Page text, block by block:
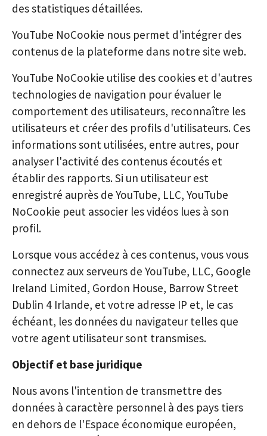
des statistiques détaillées.
YouTube NoCookie nous permet d'intégrer des
contenus de la plateforme dans notre site web.
YouTube NoCookie utilise des cookies et d'autres
technologies de navigation pour évaluer le
comportement des utilisateurs, reconnaître les
utilisateurs et créer des profils d'utilisateurs. Ces
informations sont utilisées, entre autres, pour
analyser l'activité des contenus écoutés et
établir des rapports. Si un utilisateur est
enregistré auprès de YouTube, LLC, YouTube
NoCookie peut associer les vidéos lues à son
profil.
Lorsque vous accédez à ces contenus, vous vous
connectez aux serveurs de YouTube, LLC, Google
Ireland Limited, Gordon House, Barrow Street
Dublin 4 Irlande, et votre adresse IP et, le cas
échéant, les données du navigateur telles que
votre agent utilisateur sont transmises.
Objectif et base juridique
Nous avons l'intention de transmettre des
données à caractère personnel à des pays tiers
en dehors de l'Espace économique européen,